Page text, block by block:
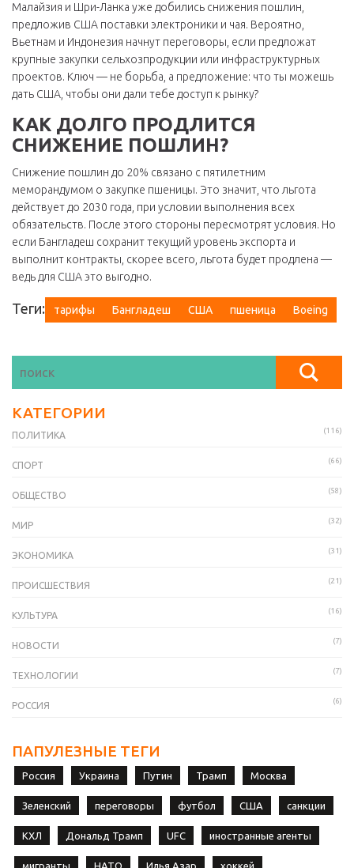
Малайзия и Шри-Ланка уже добились снижения пошлин,
предложив США поставки электроники и чая. Вероятно,
Вьетнам и Индонезия начнут переговоры, если предложат
крупные закупки сельхозпродукции или инфраструктурных
проектов. Ключ — не борьба, а предложение: что ты можешь
дать США, чтобы они дали тебе доступ к рынку?
КАК ДОЛГО ПРОДЛИТСЯ
СНИЖЕНИЕ ПОШЛИН?
Снижение пошлин до 20% связано с пятилетним
меморандумом о закупке пшеницы. Это значит, что льгота
действует до 2030 года, при условии выполнения всех
обязательств. После этого стороны пересмотрят условия. Но
если Бангладеш сохранит текущий уровень экспорта и
выполнит контракты, скорее всего, льгота будет продлена —
ведь для США это выгодно.
Теги: тарифы Бангладеш США пшеница Boeing
КАТЕГОРИИ
ПОЛИТИКА (116)
СПОРТ (66)
ОБЩЕСТВО (58)
МИР (32)
ЭКОНОМИКА (31)
ПРОИСШЕСТВИЯ (21)
КУЛЬТУРА (16)
НОВОСТИ (7)
ТЕХНОЛОГИИ (7)
РОССИЯ (6)
ПАПУЛЕЗНЫЕ ТЕГИ
Россия Украина Путин Трамп Москва
Зеленский переговоры футбол США санкции
КХЛ Дональд Трамп UFC иностранные агенты